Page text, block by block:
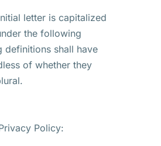
letter is capitalized
the following
shall have
of whether they
Policy: